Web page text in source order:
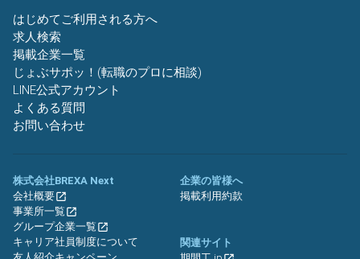
はじめてご利用される方へ
求人検索
掲載企業一覧
じょぶサポッ！(転職のプロに相談)
LINE公式アカウント
よくある質問
お問い合わせ
株式会社BREXA Next
会社概要
事業所一覧
グループ企業一覧
キャリア社員制度について
企業の皆様へ
掲載利用約款
関連サイト